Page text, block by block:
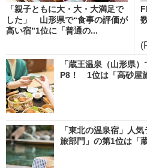
「親子ともに大・大・大満足で
した」 山形県で“食事の評価が
高い宿”1位に「普通の...
「蔵王温泉（山形県
P8！ 1位は「高砂屋
「東北の温泉宿」人
旅部門」の第1位は「